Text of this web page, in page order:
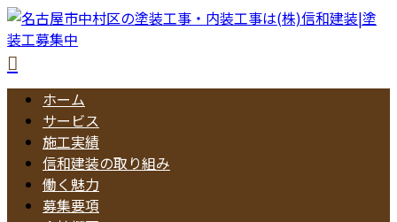
ホーム
サービス
施工実績
信和建装の取り組み
働く魅力
募集要項